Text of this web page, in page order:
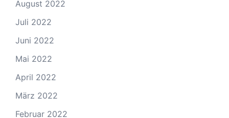
August 2022
Juli 2022
Juni 2022
Mai 2022
April 2022
März 2022
Februar 2022